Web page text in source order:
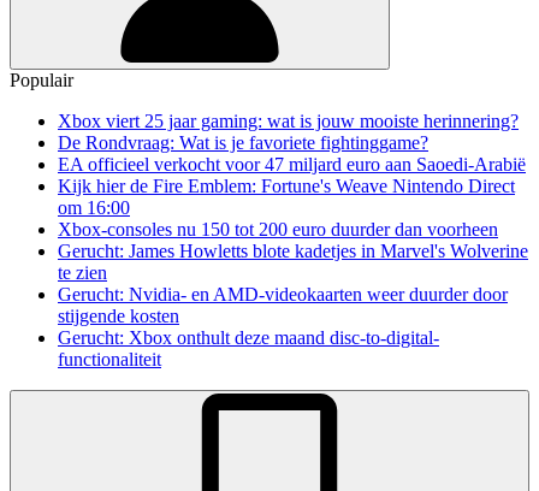
Populair
Xbox viert 25 jaar gaming: wat is jouw mooiste herinnering?
De Rondvraag: Wat is je favoriete fightinggame?
EA officieel verkocht voor 47 miljard euro aan Saoedi-Arabië
Kijk hier de Fire Emblem: Fortune's Weave Nintendo Direct
om 16:00
Xbox-consoles nu 150 tot 200 euro duurder dan voorheen
Gerucht: James Howletts blote kadetjes in Marvel's Wolverine
te zien
Gerucht: Nvidia- en AMD-videokaarten weer duurder door
stijgende kosten
Gerucht: Xbox onthult deze maand disc-to-digital-
functionaliteit